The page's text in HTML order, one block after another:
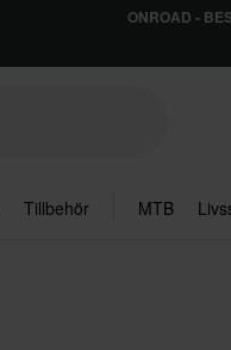
ONROAD -
Tillbehör MTB